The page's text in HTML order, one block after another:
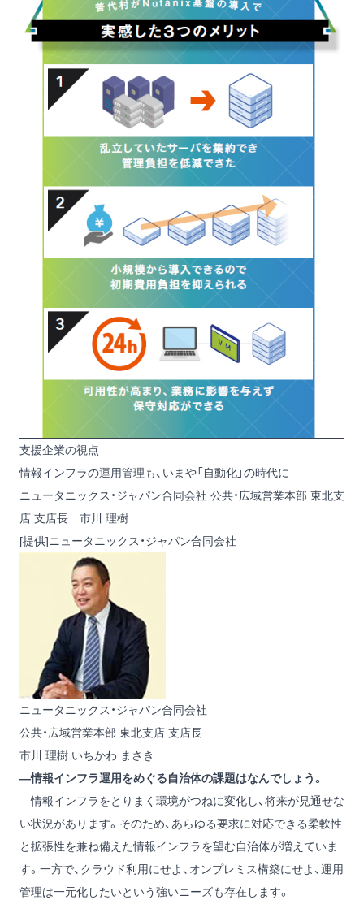
支援企業の視点
情報インフラの運用管理も、いまや「自動化」の時代に
ニュータニックス・ジャパン合同会社 公共・広域営業本部 東北支
店 支店長 市川 理樹
[提供]ニュータニックス・ジャパン合同会社
ニュータニックス・ジャパン合同会社
公共・広域営業本部 東北支店 支店長
市川 理樹 いちかわ まさき
―情報インフラ運用をめぐる自治体の課題はなんでしょう。
情報インフラをとりまく環境がつねに変化し、将来が見通せな
い状況があります。そのため、あらゆる要求に対応できる柔軟性
と拡張性を兼ね備えた情報インフラを望む自治体が増えていま
す。一方で、クラウド利用にせよ、オンプレミス構築にせよ、運用
管理は一元化したいという強いニーズも存在します。